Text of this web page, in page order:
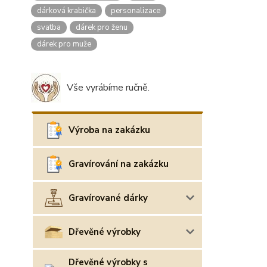
dárková krabička
personalizace
svatba
dárek pro ženu
dárek pro muže
Vše vyrábíme ručně.
Výroba na zakázku
Gravírování na zakázku
Gravírované dárky
Dřevěné výrobky
Dřevěné výrobky s